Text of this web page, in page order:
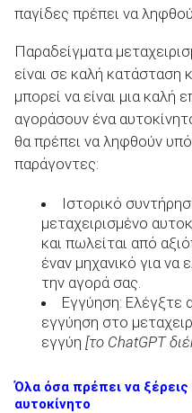
παγίδες πρέπει να
Παραδείγματα
είναι σε καλή κατάσταση
μπορεί να είναι μια καλή
αγοράσουν ένα
θα πρέπει να ληφθούν
παράγοντες:
Ιστορικό
μεταχειρισμένο
και πωλείται από
έναν μηχανικό για να
την αγορά σας.
Εγγύηση: Ελέγξτε
εγγύηση στο
εγγύη [το ChatGPT
Όλα όσα πρέπει να ξέρεις
αυτοκίνητο